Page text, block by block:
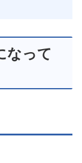
なって